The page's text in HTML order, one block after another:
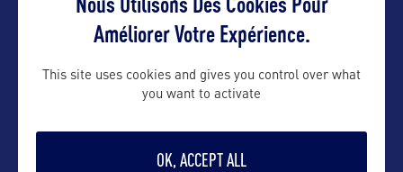
emmanuelle@orkestra-tourism.com
Suivre
Améliorer Votre Expérience.
This site uses cookies and gives you control over what
you want to activate
OK, ACCEPT ALL